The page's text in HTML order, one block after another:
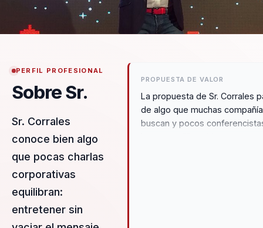
PERFIL PROFESIONAL
Sobre Sr.
Sr. Corrales
conoce bien algo
que pocas charlas
corporativas
equilibran:
entretener sin
PROPUESTA DE VALOR
La propuesta de Sr. Corrales
de algo que muchas
buscan y pocos